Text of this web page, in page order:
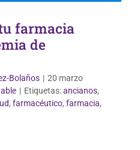
farmacia
de
Bolaños | 20 marzo
| Etiquetas:ancianos,
, farmacéutico, farmacia,